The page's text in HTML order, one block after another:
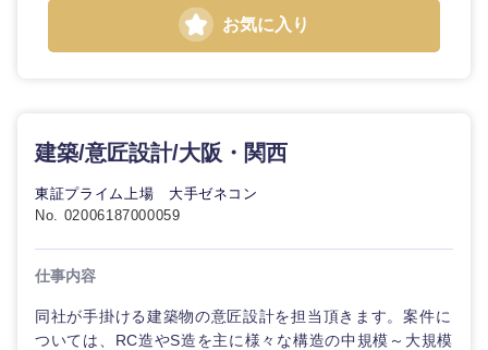
お気に入り
建築/意匠設計/大阪・関西
東証プライム上場 大手ゼネコン
No. 02006187000059
仕事内容
同社が手掛ける建築物の意匠設計を担当頂きます。案件に
ついては、RC造やS造を主に様々な構造の中規模～大規模